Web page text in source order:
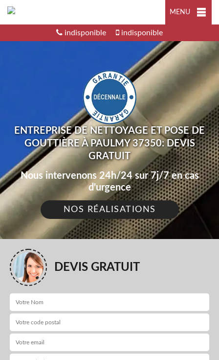
MENU
indisponible indisponible
ENTREPRISE DE NETTOYAGE ET POSE DE
GOUTTIÈRE À PAULMY 37350: DEVIS
GRATUIT
Nous intervenons 24h/24 sur 7j/7 en cas
d'urgence
NOS RÉALISATIONS
DEVIS GRATUIT